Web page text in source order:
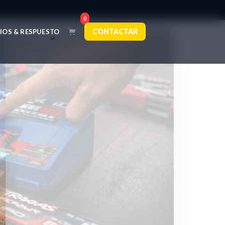
& RESPUESTO
0
CONTACTAR